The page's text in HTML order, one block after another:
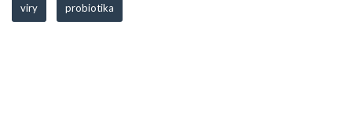
viry probiotika